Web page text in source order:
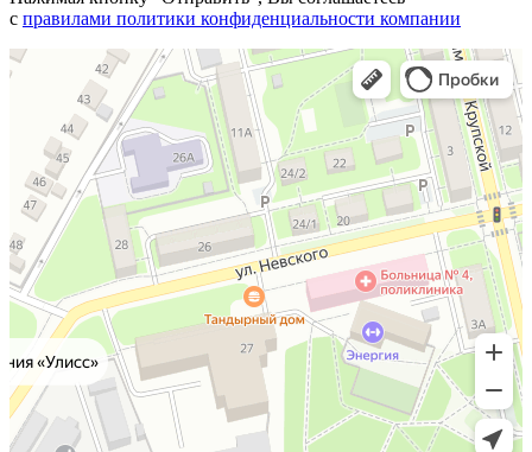
с правилами политики конфиденциальности компании